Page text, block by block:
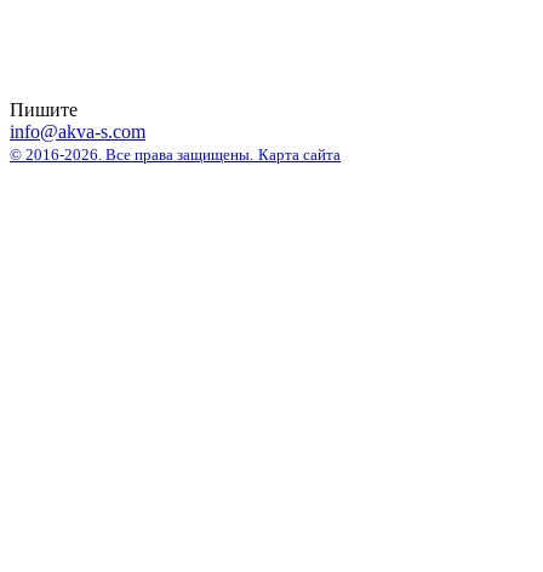
Пишите
info@akva-s.com
© 2016-2026. Все права защищены. Карта сайта